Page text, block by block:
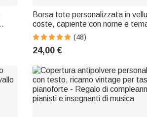
Borsa tote personalizzata in
coste, capiente con nome e
equestre - Regalo di compleanno
amanti di cavalli
(48)
24,00 €